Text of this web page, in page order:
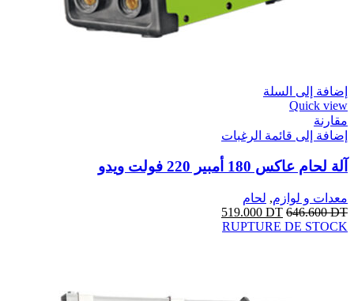
إضافة إلى السلة
Quick view
مقارنة
إضافة إلى قائمة الرغبات
آلة لحام عاكس 180 أمبير 220 فولت ويدو
معدات و لوازم, لحام
646.600DT
519.000 DT
RUPTURE DE STOCK